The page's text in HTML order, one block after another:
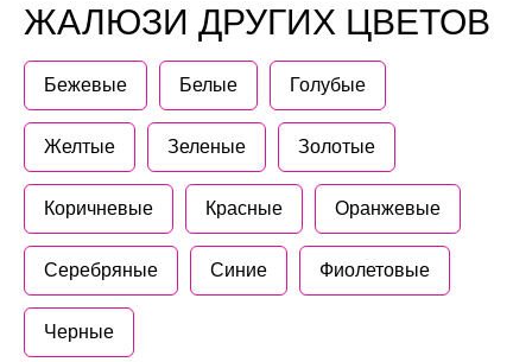
ЖАЛЮЗИ ДРУГИХ ЦВЕТОВ
Бежевые Белые Голубые
Желтые Зеленые Золотые
Коричневые Красные Оранжевые
Серебряные Синие Фиолетовые
Черные